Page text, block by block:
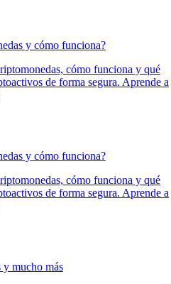
y cómo funciona?
cómo funciona y qué
de forma segura. Aprende a
y cómo funciona?
cómo funciona y qué
de forma segura. Aprende a
mucho más